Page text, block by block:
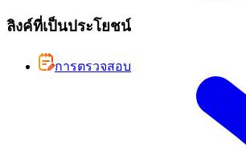
ลิงค์ที่เป็นประโยชน์
การตรวจสอบ